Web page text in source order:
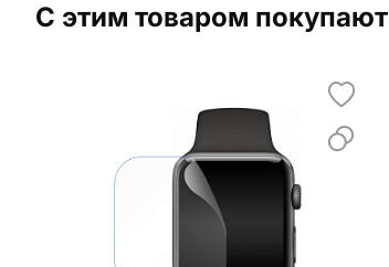
С этим товаром покупают